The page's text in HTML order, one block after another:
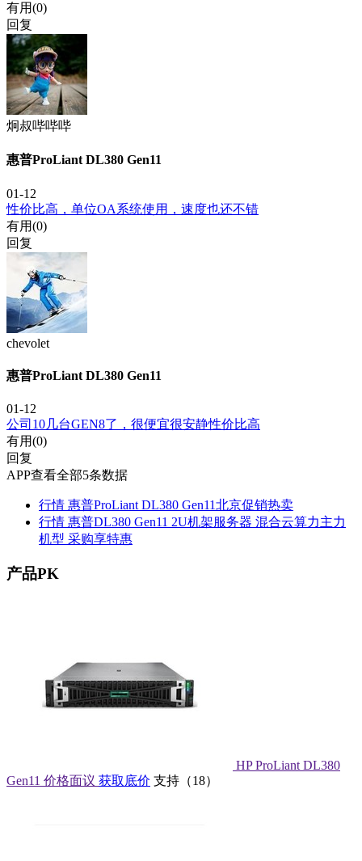
有用(0)
回复
炯叔哔哔哔
惠普ProLiant DL380 Gen11
01-12
性价比高，单位OA系统使用，速度也还不错
有用(0)
回复
chevolet
惠普ProLiant DL380 Gen11
01-12
公司10几台GEN8了，很便宜很安静性价比高
有用(0)
回复
APP查看全部5条数据
行情 惠普ProLiant DL380 Gen11北京促销热卖
行情 惠普DL380 Gen11 2U机架服务器 混合云算力主力
机型 采购享特惠
产品PK
HP ProLiant DL380
Gen11 价格面议 获取底价 支持 （18）